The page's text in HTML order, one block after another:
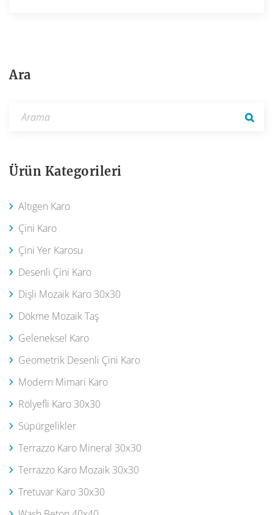
Ara
Ürün Kategorileri
Altıgen Karo
Çini Karo
Çini Yer Karosu
Desenli Çini Karo
Dişli Mozaik Karo 30x30
Dökme Mozaik Taş
Geleneksel Karo
Geometrik Desenli Çini Karo
Modern Mimari Karo
Rölyefli Karo 30x30
Süpürgelikler
Terrazzo Karo Mineral 30x30
Terrazzo Karo Mozaik 30x30
Tretuvar Karo 30x30